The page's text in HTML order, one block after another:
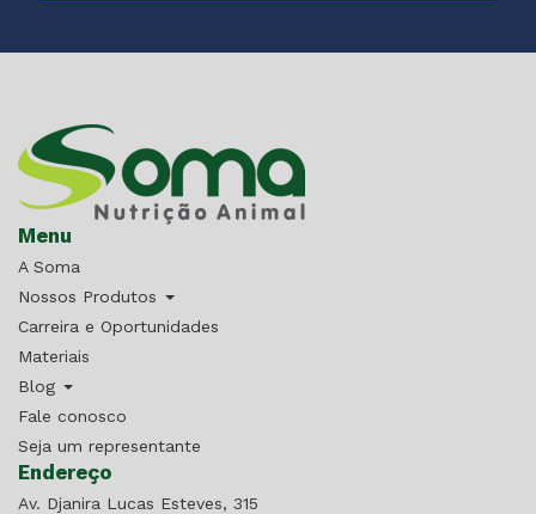
Menu
A Soma
Nossos Produtos
Carreira e Oportunidades
Materiais
Blog
Fale conosco
Seja um representante
Endereço
Av. Djanira Lucas Esteves, 315